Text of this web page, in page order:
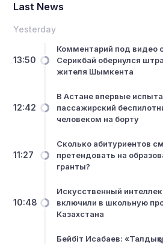
Last News
Yesterday
13:50
Комментарий под видео
Серикбай обернулся
жителя Шымкента
12:42
В Астане впервые
пассажирский
человеком на борту
11:27
Сколько абитуриентов
претендовать на
гранты?
10:48
Искусственный
включили в школьную
Казахстана
Бейбіт Исабаев: